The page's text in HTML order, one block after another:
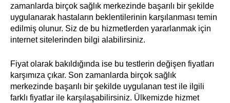
zamanlarda birçok sağlık merkezinde başarılı bir şekilde
uygulanarak hastaların beklentilerinin karşılanması temin
edilmiş olunur. Siz de bu hizmetlerden yararlanmak için
internet sitelerinden bilgi alabilirsiniz.
Fiyat olarak bakıldığında ise bu testlerin değişen fiyatları
karşımıza çıkar. Son zamanlarda birçok sağlık
merkezinde başarılı bir şekilde uygulanan test ile ilgili
farklı fiyatlar ile karşılaşabilirsiniz. Ülkemizde hizmet